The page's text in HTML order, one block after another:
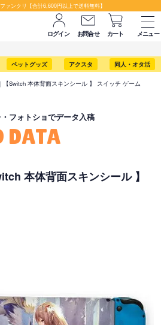
ァンクリ【合計6,600円以上で送料無料】
ログイン お問合せ カート
メニュー
ペットグッズ アクスタ 同人・オタ活
【Switch 本体背面スキンシール 】 スイッチ ゲーム
フォトショでデータ入稿
DATA
本体背面スキンシール 】